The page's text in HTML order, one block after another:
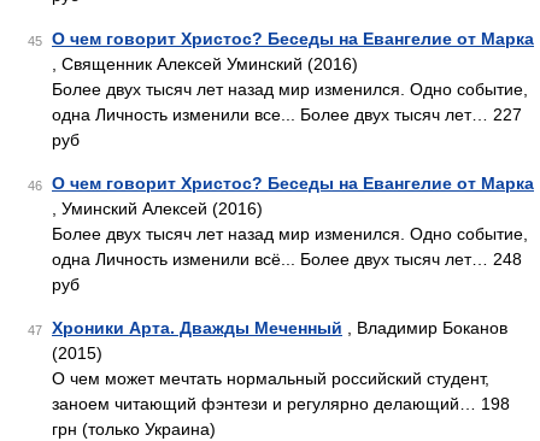
45
О чем говорит Христос? Беседы на Евангелие от Марка
, Священник Алексей Уминский (2016)
Более двух тысяч лет назад мир изменился. Одно событие,
одна Личность изменили все... Более двух тысяч лет… 227
руб
46
О чем говорит Христос? Беседы на Евангелие от Марка
, Уминский Алексей (2016)
Более двух тысяч лет назад мир изменился. Одно событие,
одна Личность изменили всё... Более двух тысяч лет… 248
руб
47 Хроники Арта. Дважды Меченный , Владимир Боканов
(2015)
О чем может мечтать нормальный российский студент,
заноем читающий фэнтези и регулярно делающий… 198
грн (только Украина)